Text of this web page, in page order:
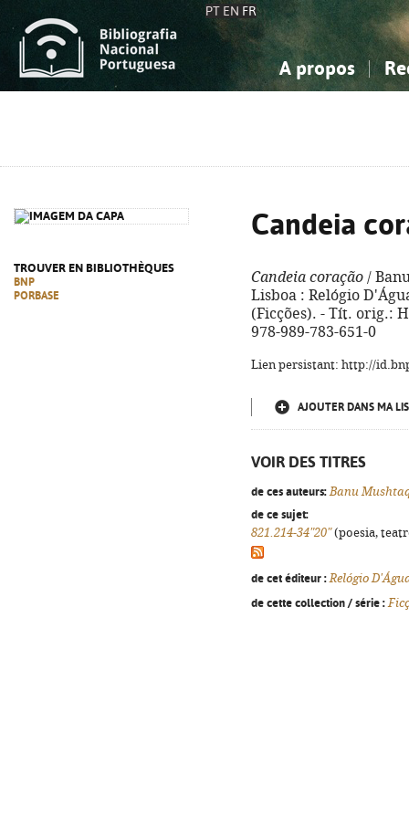
PT EN FR
A propos
TROUVER EN BIBLIOTHÈQUES
BNP
PORBASE
Candeia
Candeia coração /
Lisboa : Relógio
(Ficções). - Tít. orig.:
978-989-783-651-0
Lien persistant: http://
AJOUTER DANS MA
VOIR DES TITRES
de ces auteurs: Banu
de ce sujet:
821.214-34"20"(poesia,
de cet éditeur : Relógio
de cette collection / série :